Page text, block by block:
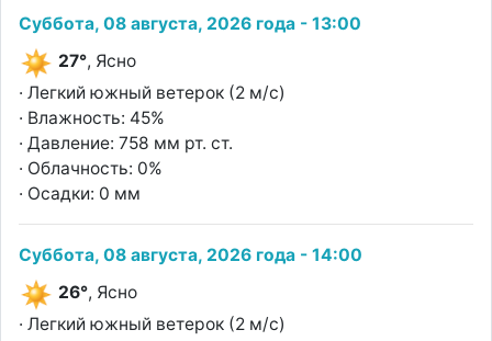
Суббота, 08 августа, 2026 года - 13:00
27°, Ясно
· Легкий южный ветерок (2 м/с)
· Влажность: 45%
· Давление: 758 мм рт. ст.
· Облачность: 0%
· Осадки: 0 мм
Суббота, 08 августа, 2026 года - 14:00
26°, Ясно
· Легкий южный ветерок (2 м/с)